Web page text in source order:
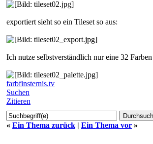
exportiert sieht so ein Tileset so aus:
Ich nutze selbstverständlich nur eine 32
farbfinsternis.tv
Suchen
Zitieren
« Ein Thema zurück | Ein Thema vor »